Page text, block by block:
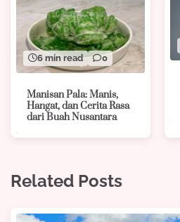
6 min read 0
Manisan Pala: Manis,
Hangat, dan Cerita Rasa
dari Buah Nusantara
Related Posts